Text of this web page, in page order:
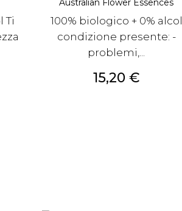
Ti
Australian Flower Essences
100% biologico + 0% alcol
condizione presente: -
problemi,...
Prezzo
15,20 €